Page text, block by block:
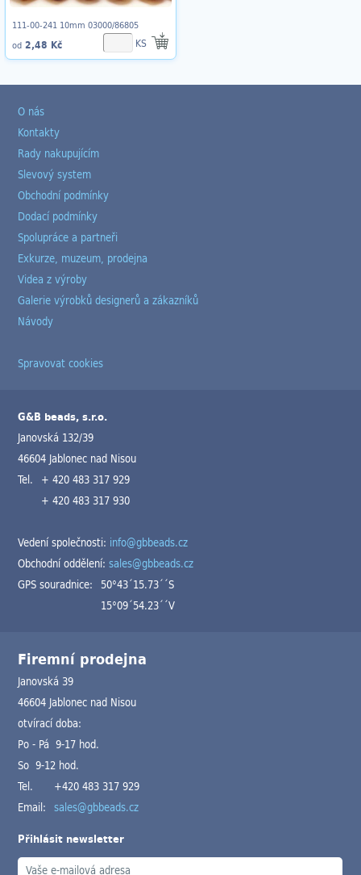
111-00-241 10mm 03000/86805
od 2,48 Kč KS
O nás
Kontakty
Rady nakupujícím
Slevový system
Obchodní podmínky
Dodací podmínky
Spolupráce a partneři
Exkurze, muzeum, prodejna
Videa z výroby
Galerie výrobků designerů a zákazníků
Návody
Spravovat cookies
G&B beads, s.r.o.
Janovská 132/39
46604 Jablonec nad Nisou
Tel. + 420 483 317 929
+ 420 483 317 930
Vedení společnosti: info@gbbeads.cz
Obchodní oddělení:sales@gbbeads.cz
GPS souradnice: 50°43´15.73´´S
15°09´54.23´´V
Firemní prodejna
Janovská 39
46604 Jablonec nad Nisou
otvírací doba:
Po - Pá 9-17 hod.
So 9-12 hod.
Tel.
+420 483 317 929
Email: sales@gbbeads.cz
Přihlásit newsletter